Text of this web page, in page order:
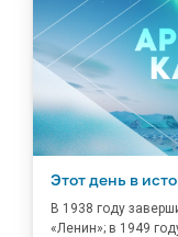
Этот день в
В 1938 году
«Ленин»; в 1949